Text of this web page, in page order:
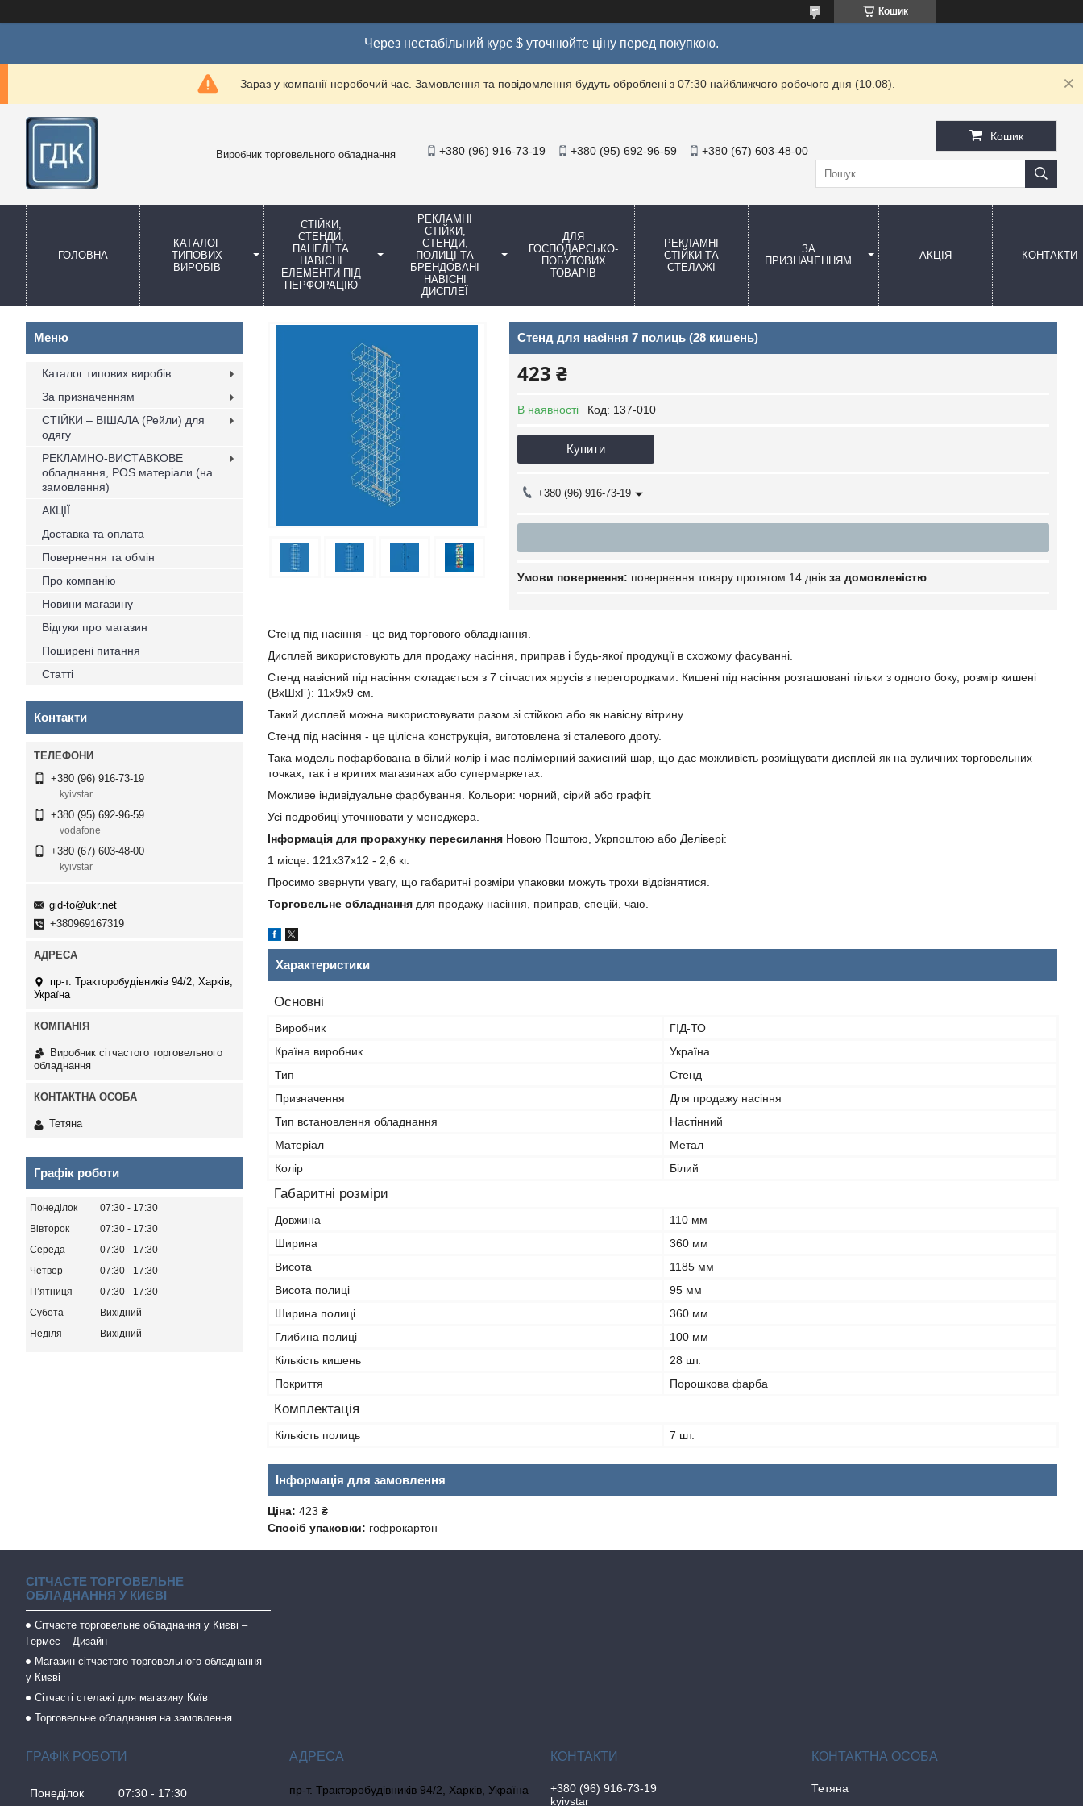
Кошик
Через нестабільний курс $ уточнюйте ціну перед покупкою.
Зараз у компанії неробочий час. Замовлення та повідомлення будуть оброблені з 07:30 найближчого робочого дня (10.08).
Виробник торговельного обладнання +380 (96) 916-73-19 +380 (95) 692-96-59 +380 (67) 603-48-00
Кошик
ГОЛОВНА
КАТАЛОГ
ТИПОВИХ
ВИРОБІВ
СТІЙКИ,
СТЕНДИ,
ПАНЕЛІ ТА
НАВІСНІ
ЕЛЕМЕНТИ ПІД
ПЕРФОРАЦІЮ
РЕКЛАМНІ
СТІЙКИ,
СТЕНДИ,
ПОЛИЦІ ТА
БРЕНДОВАНІ
НАВІСНІ
ДИСПЛЕЇ
ДЛЯ
ГОСПОДАРСЬКО-
ПОБУТОВИХ
ТОВАРІВ
РЕКЛАМНІ
СТІЙКИ ТА
СТЕЛАЖІ
ЗА
ПРИЗНАЧЕННЯМ
АКЦІЯ КОНТАКТИ
Стенд для насіння 7 полиць (28 кишень)
423 ₴
В наявності Код: 137-010
Купити
+380 (96) 916-73-19
повернення товару протягом 14 днів за домовленістю
Стенд під насіння - це вид торгового обладнання.
Дисплей використовують для продажу насіння, приправ і будь-якої продукції в схожому фасуванні.
Стенд навісний під насіння складається з 7 сітчастих ярусів з перегородками. Кишені під насіння розташовані тільки з одного боку, розмір кишені
(ВхШхГ): 11х9х9 см.
Такий дисплей можна використовувати разом зі стійкою або як навісну вітрину.
Стенд під насіння - це цілісна конструкція, виготовлена зі сталевого дроту.
Така модель пофарбована в білий колір і має полімерний захисний шар, що дає можливість розміщувати дисплей як на вуличних торговельних
точках, так і в критих магазинах або супермаркетах.
Можливе індивідуальне фарбування. Кольори: чорний, сірий або графіт.
Усі подробиці уточнювати у менеджера.
Інформація для прорахунку пересилання Новою Поштою, Укрпоштою або Делівері:
1 місце: 121х37х12 - 2,6 кг.
Просимо звернути увагу, що габаритні розміри упаковки можуть трохи відрізнятися.
Торговельне обладнання для продажу насіння, приправ, спецій, чаю.
Характеристики
Основні
Виробник
ГІД-ТО
Країна виробник
Україна
Тип
Стенд
Призначення
Для продажу насіння
Тип встановлення обладнання
Настінний
Матеріал
Метал
Колір
Білий
Габаритні розміри
Довжина
110 мм
Ширина
360 мм
Висота
1185 мм
Висота полиці
95 мм
Ширина полиці
360 мм
Глибина полиці
100 мм
Кількість кишень
28 шт.
Покриття
Порошкова фарба
Комплектація
Кількість полиць 7 шт.
Інформація для замовлення
Ціна: 423 ₴
Спосіб упаковки: гофрокартон
Каталог типових виробів
За призначенням
СТІЙКИ – ВІШАЛА (Рейли) для
одягу
РЕКЛАМНО-ВИСТАВКОВЕ
обладнання, POS матеріали (на
замовлення)
АКЦІЇ
Доставка та оплата
Повернення та обмін
Про компанію
Новини магазину
Відгуки про магазин
Поширені питання
Статті
Контакти
+380 (96) 916-73-19
kyivstar
+380 (95) 692-96-59
vodafone
+380 (67) 603-48-00
kyivstar
gid-to@ukr.net
+380969167319
пр-т. Тракторобудівників 94/2, Харків,
Україна
Виробник сітчастого торговельного
обладнання
Тетяна
Графік роботи
Понеділок 07:30
17:30
Вівторок
07:30
17:30
Середа
07:30
17:30
Четвер
07:30
17:30
Пʼятниця
07:30
17:30
Субота
Вихідний
Неділя
Вихідний
СІТЧАСТЕ ТОРГОВЕЛЬНЕ
ОБЛАДНАННЯ У КИЄВІ
Сітчасте торговельне обладнання у Києві –
Гермес – Дизайн
Магазин сітчастого торговельного обладнання
у Києві
Сітчасті стелажі для магазину Київ
Торговельне обладнання на замовлення
ГРАФІК РОБОТИ
Понеділок 07:30 17:30 пр-т. Тракторобудівників 94/2, Харків, Україна
+380 (96) 916-73-19
kyivstar
Тетяна